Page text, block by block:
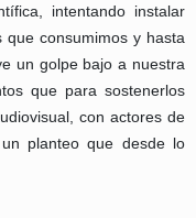
intentando instalar
consumimos y hasta
un golpe bajo a nuestra
que para sostenerlos
con actores de
planteo que desde lo